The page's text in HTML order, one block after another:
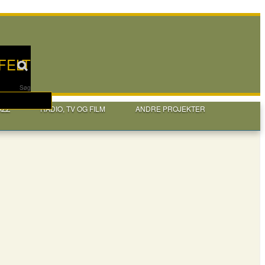
Søg
RADIO, TV OG FILM
ANDRE PROJEKTER